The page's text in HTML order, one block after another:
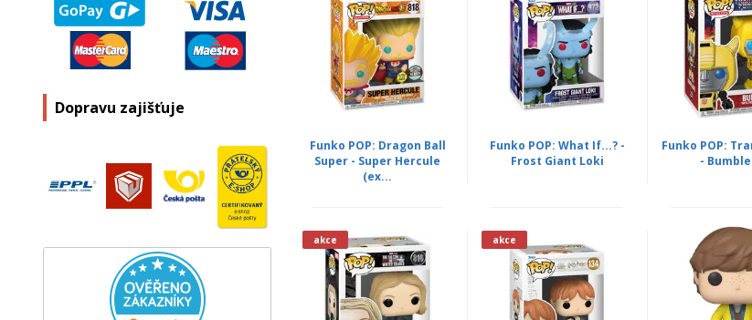
Dopravu zajišťuje
Funko POP: Dragon Ball
Super - Super Hercule
(ex...
Funko POP: What If...? -
Frost Giant Loki
Funko POP:
-
akce akce